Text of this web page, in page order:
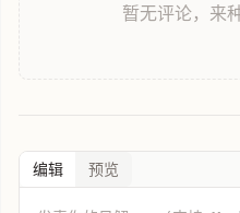
暂无评论，来
编辑 预览